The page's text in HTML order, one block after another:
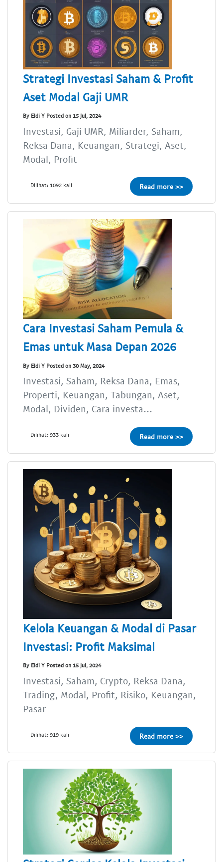
Strategi Investasi Saham & Profit
Aset Modal Gaji UMR
By Eldi Y Posted on 15 Jul, 2024
Investasi, Gaji UMR, Miliarder, Saham,
Reksa Dana, Keuangan, Strategi, Aset,
Modal, Profit
Dilihat: 1092 kali Read more >>
Cara Investasi Saham Pemula &
Emas untuk Masa Depan 2026
By Eldi Y Posted on 30 May, 2024
Investasi, Saham, Reksa Dana, Emas,
Properti, Keuangan, Tabungan, Aset,
Modal, Dividen, Cara investa...
Dilihat: 933 kali Read more >>
Kelola Keuangan & Modal di Pasar
Investasi: Profit Maksimal
By Eldi Y Posted on 15 Jul, 2024
Investasi, Saham, Crypto, Reksa Dana,
Trading, Modal, Profit, Risiko, Keuangan,
Pasar
Dilihat: 919 kali Read more >>